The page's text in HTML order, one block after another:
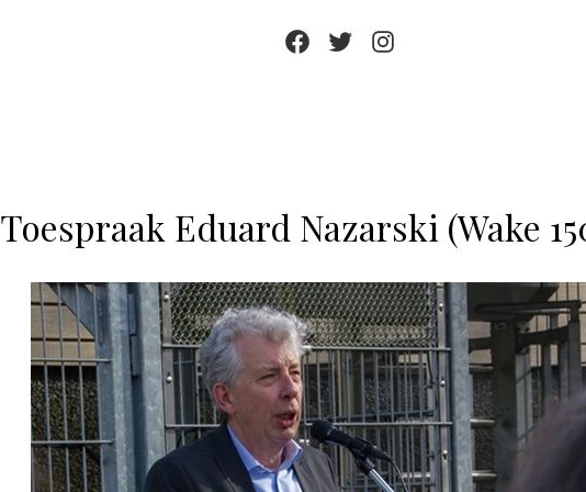
FacebookTwitterInstagram
Toespraak Eduard Nazarski (Wake